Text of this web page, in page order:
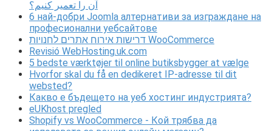
آن را تعمیر کنیم؟
6 най-добри Joomla алтернативи за изграждане на
професионални уебсайтове
דרישות אירוח אתרים לחנויות WooCommerce
Revisió WebHosting.uk.com
5 bedste værktøjer til online butiksbygger at vælge
Hvorfor skal du få en dedikeret IP-adresse til dit
websted?
Какво е бъдещето на уеб хостинг индустрията?
eUKhost pregled
Shopify vs WooCommerce - Кой трябва да